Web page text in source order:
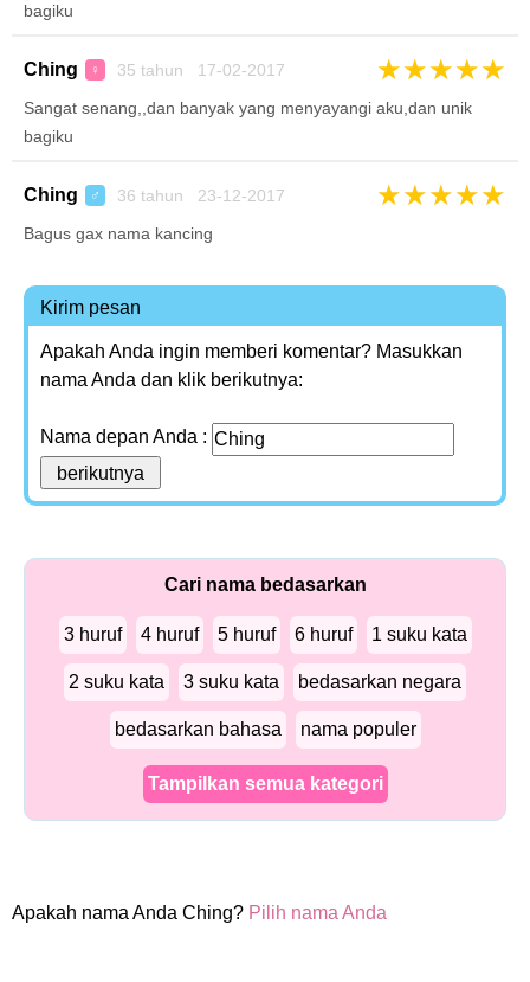
bagiku
Ching ♀ 35 tahun 17-02-2017 ★★★★★
Sangat senang,,dan banyak yang menyayangi aku,dan unik
bagiku
Ching ♂ 36 tahun 23-12-2017 ★★★★★
Bagus gax nama kancing
Kirim pesan
Apakah Anda ingin memberi komentar? Masukkan
nama Anda dan klik berikutnya:
Nama depan Anda :
Cari nama bedasarkan
3 huruf 4 huruf 5 huruf 6 huruf 1 suku kata
2 suku kata 3 suku kata bedasarkan negara
bedasarkan bahasa nama populer
Tampilkan semua kategori
Apakah nama Anda Ching? Pilih nama Anda